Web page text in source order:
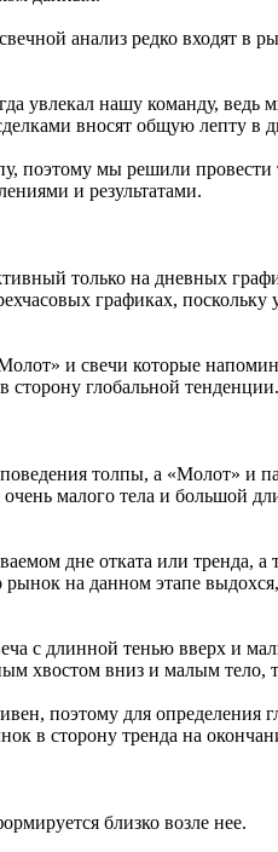
анализ редко входят в
увлекал нашу команду, ведь
вносят общую лепту в
поэтому мы решили
и результатами.
только на дневных
графиках,
и свечи которые
сторону глобальной тенденции.
толпы, а «Молот» и
малого тела и большой
дне отката или тренда,
на данном этапе
с длинной тенью вверх и
хвостом вниз и малым тело,
поэтому для определения
в сторону тренда на
близко возле нее.